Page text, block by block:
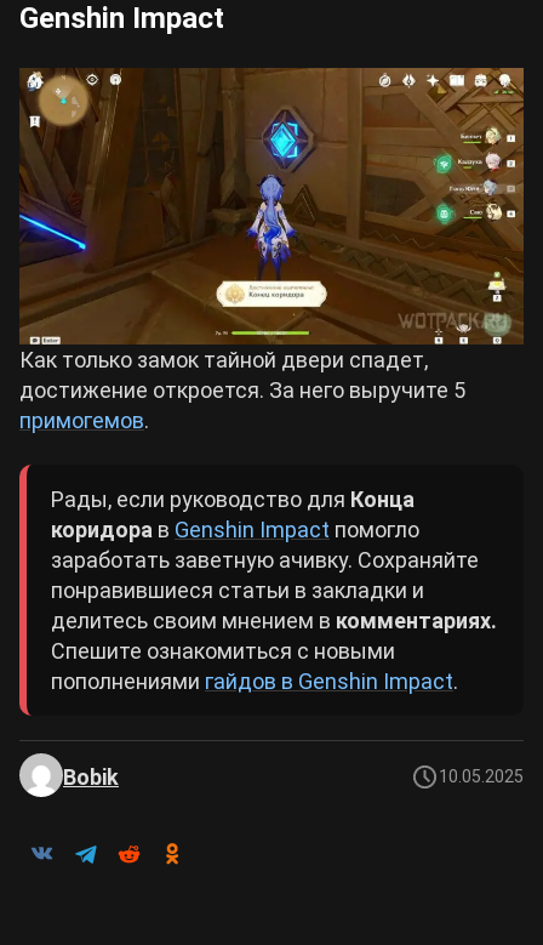
Genshin Impact
Как только замок тайной двери спадет,
достижение откроется. За него выручите 5
примогемов.
Рады, если руководство для Конца
коридора в Genshin Impact помогло
заработать заветную ачивку. Сохраняйте
понравившиеся статьи в закладки и
делитесь своим мнением в комментариях.
Спешите ознакомиться с новыми
пополнениями гайдов в Genshin Impact.
Bobik 10.05.2025